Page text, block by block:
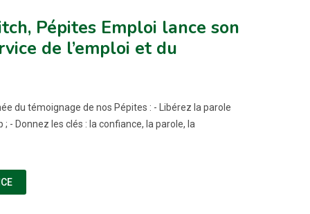
Pépites Emploi lance son
de l’emploi et du
du témoignage de nos Pépites : - Libérez la parole
- Donnez les clés : la confiance, la parole, la
(NOUVELLE FENÊTRE)